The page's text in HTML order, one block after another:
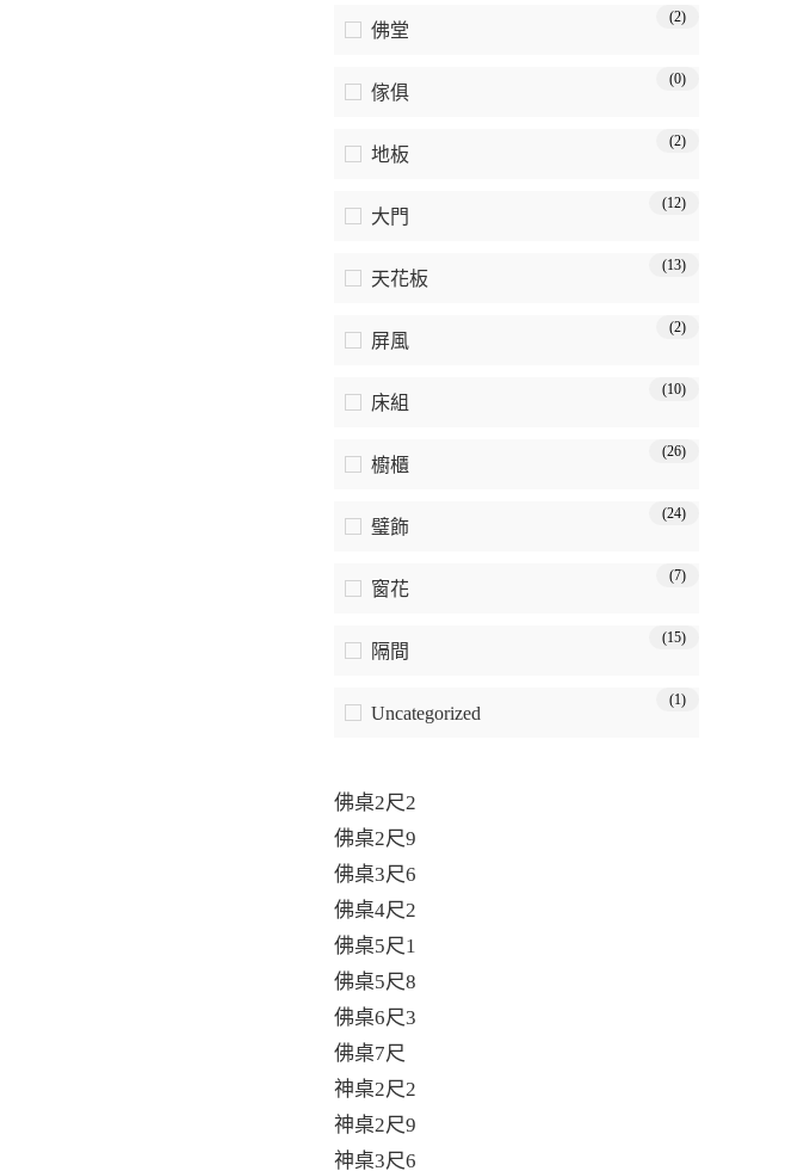
佛堂
(2)
傢俱
(0)
地板
(2)
大門
(12)
天花板
(13)
屏風
(2)
床組
(10)
櫥櫃
(26)
璧飾
(24)
窗花
(7)
隔間
(15)
Uncategorized
(1)
佛桌2尺2
佛桌2尺9
佛桌3尺6
佛桌4尺2
佛桌5尺1
佛桌5尺8
佛桌6尺3
佛桌7尺
神桌2尺2
神桌2尺9
神桌3尺6